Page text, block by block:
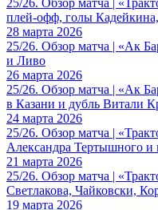
плей-офф, голы
28 марта 2026
25/26. Обзор матча | «Ак
и Ливо
26 марта 2026
25/26. Обзор матча | «Ак
в Казани и дубль Витали
24 марта 2026
25/26. Обзор матча |
Александра Тертышного и
21 марта 2026
25/26. Обзор матча |
Светлакова, Чайковски,
19 марта 2026